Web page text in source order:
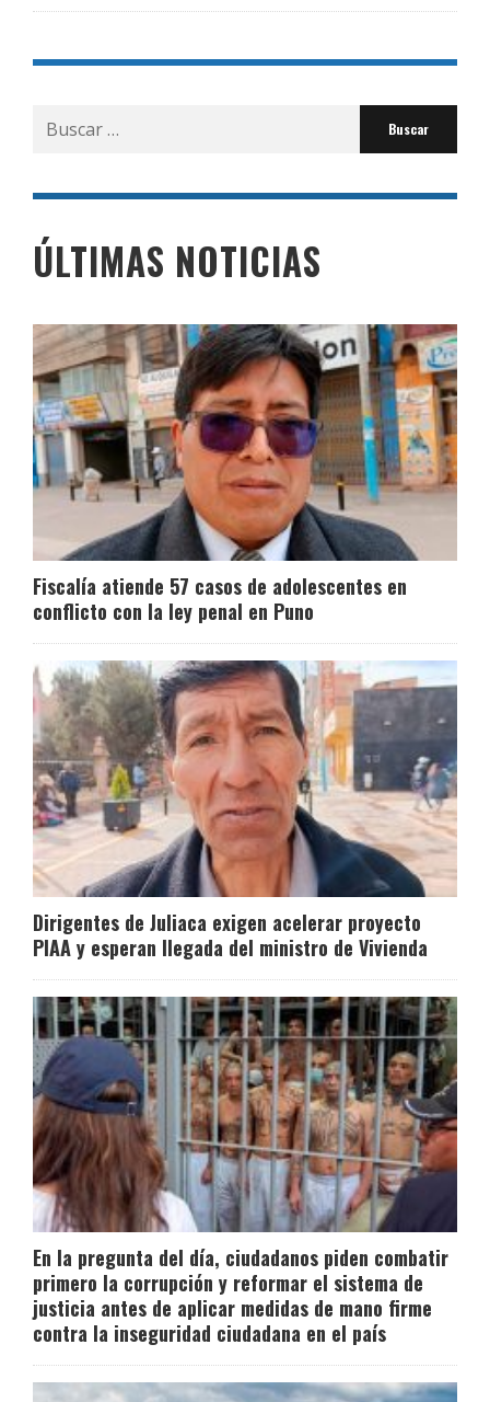
Buscar
por:
ÚLTIMAS NOTICIAS
Fiscalía atiende 57 casos de adolescentes en
conflicto con la ley penal en Puno
Dirigentes de Juliaca exigen acelerar proyecto
PIAA y esperan llegada del ministro de Vivienda
En la pregunta del día, ciudadanos piden combatir
primero la corrupción y reformar el sistema de
justicia antes de aplicar medidas de mano firme
contra la inseguridad ciudadana en el país